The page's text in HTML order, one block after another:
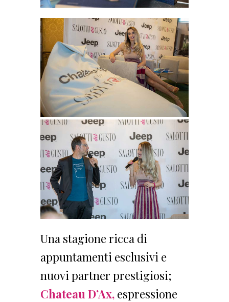
Una stagione ricca di
appuntamenti esclusivi e
nuovi partner prestigiosi;
Chateau D’Ax, espressione